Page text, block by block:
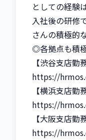
としての経験
入社後の研修
さんの積極的
◎各拠点も積
【渋谷支店勤
https://
【横浜支店勤
https://
【大阪支店勤
https://